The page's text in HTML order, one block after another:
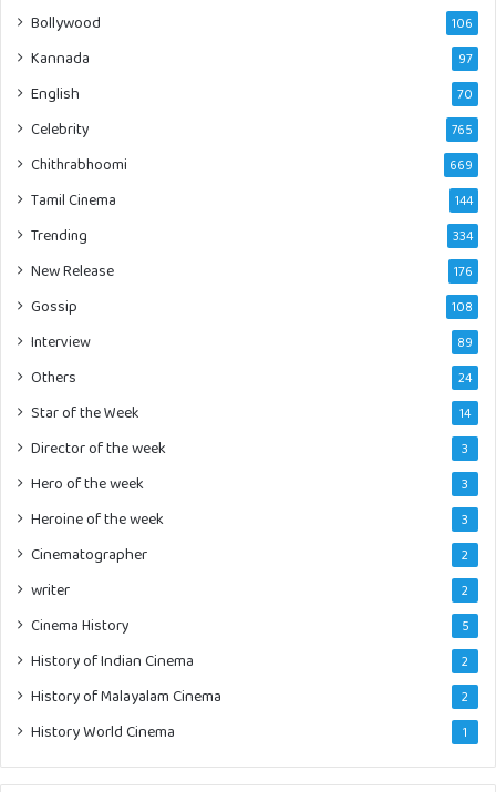
Bollywood 106
Kannada 97
English 70
Celebrity 765
Chithrabhoomi 669
Tamil Cinema 144
Trending 334
New Release 176
Gossip 108
Interview 89
Others 24
Star of the Week 14
Director of the week 3
Hero of the week 3
Heroine of the week 3
Cinematographer 2
writer 2
Cinema History 5
History of Indian Cinema 2
History of Malayalam Cinema 2
History World Cinema 1